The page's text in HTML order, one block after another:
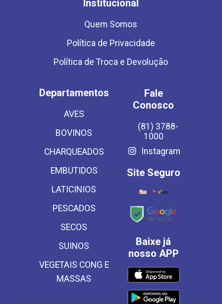
Institucional
Quem Somos
Política de Privacidade
Política de Troca e Devolução
Departamentos
AVES
BOVINOS
CHARQUEADOS
EMBUTIDOS
LATICINIOS
PESCADOS
SECOS
SUINOS
VEGETAIS CONG E
MASSAS
Fale
Conosco
(81) 3788-
1000
Instagram
Site Seguro
Baixe já
nosso APP